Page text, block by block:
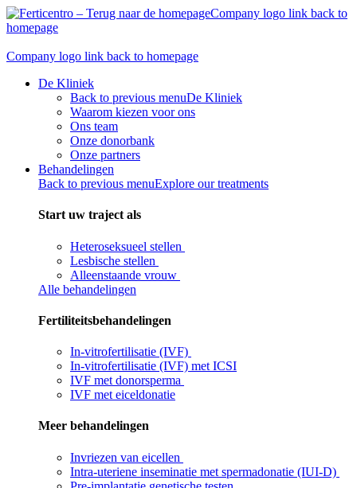
Skip
to
Company logo link back to
homepage
Company logo link back to homepage
De Kliniek
Back to previous menuDe Kliniek
Waarom kiezen voor ons
Ons team
Onze donorbank​
Onze partners
Behandelingen
Back to previous menuExplore our treatments
Start uw traject als
Heteroseksueel stellen
Lesbische stellen
Alleenstaande vrouw
Alle behandelingen
Fertiliteitsbehandelingen
In-vitrofertilisatie (IVF)
In-vitrofertilisatie (IVF) met ICSI
IVF met donorsperma
IVF met eiceldonatie
Meer behandelingen
Invriezen van eicellen
Intra-uteriene inseminatie met spermadonatie (IUI-D)